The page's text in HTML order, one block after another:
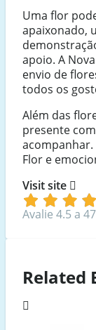
Uma flor
apaixonado,
apoio. A
envio de
todos os
Além das
presente
acompanhar.
Flor e
Visit site
Avalie 4.5 a
Related